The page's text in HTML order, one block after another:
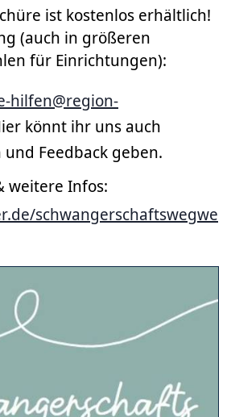
ist kostenlos erhältlich!
(auch in größeren
für Einrichtungen):
hilfen@region-
könnt ihr uns auch
Feedback geben.
weitere Infos:
schwangerschaftswegwe